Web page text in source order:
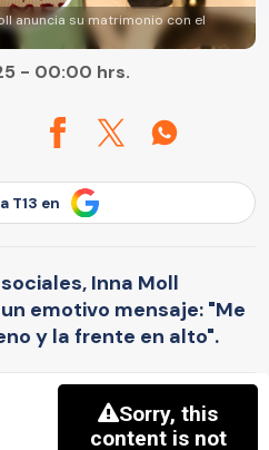
anuncia su matrimonio con el
- 00:00 hrs.
T13 en
Inna Moll
emotivo mensaje: "Me
y la frente en alto".